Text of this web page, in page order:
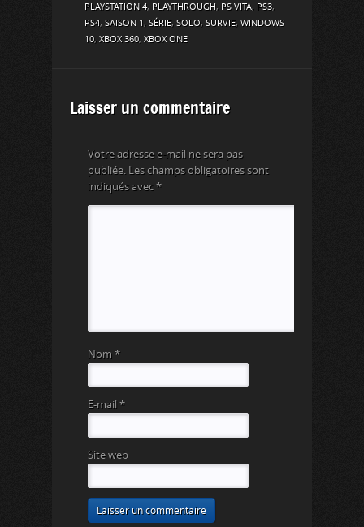
PLAYSTATION 4, PLAYTHROUGH, PS VITA, PS3,
PS4, SAISON 1, SÉRIE, SOLO, SURVIE, WINDOWS
10, XBOX 360, XBOX ONE
Laisser un commentaire
Votre adresse e-mail ne sera pas
publiée.
Les champs obligatoires sont
indiqués avec *
Nom *
E-mail *
Site web